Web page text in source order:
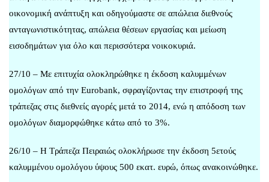
οικονομική ανάπτυξη και οδηγούμαστε σε απώλεια διεθνούς
ανταγωνιστικότητας, απώλεια θέσεων εργασίας και μείωση
εισοδημάτων για όλο και περισσότερα νοικοκυριά.
27/10 – Με επιτυχία ολοκληρώθηκε η έκδοση καλυμμένων
ομολόγων από την Eurobank, σφραγίζοντας την επιστροφή της
τράπεζας στις διεθνείς αγορές μετά το 2014, ενώ η απόδοση των
ομολόγων διαμορφώθηκε κάτω από το 3%.
26/10 – Η Τράπεζα Πειραιώς ολοκλήρωσε την έκδοση 5ετούς
καλυμμένου ομολόγου ύψους 500 εκατ. ευρώ, όπως ανακοινώθηκε.